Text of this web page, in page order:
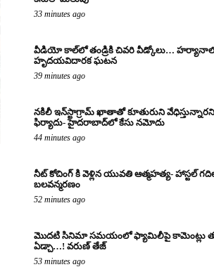
33 minutes ago
వీడియో కాల్‌లో తండ్రికి చివరి వీడ్కోలు…
హృదయవిదారక ఘటన
39 minutes ago
నకిలీ ఇన్‌స్టాగ్రామ్ ఖాతాతో కూతురుని వేధిస్తున్నారని
ఫిర్యాదు- హైదరాబాద్‌లో కేసు నమోదు
44 minutes ago
నీట్ కోచింగ్ కి వెళ్లిన యువతి ఆత్మహత్య- హాస్టల్
బలవన్మరణం
52 minutes ago
మొదటి సినిమా సమయంలో ఫ్యామిలీపై కామెంట్లు
ఏడ్చా…! వరుణ్ తేజ్
53 minutes ago